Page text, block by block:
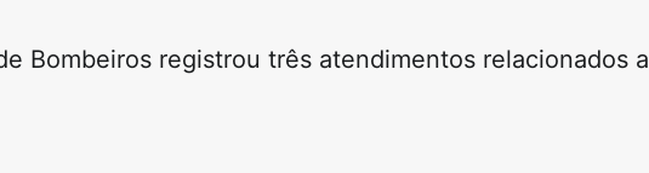
Bombeiros registrou três atendimentos relacionados a